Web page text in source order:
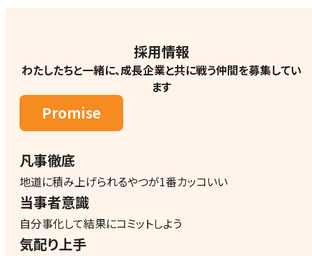
採用情報
わたしたちと一緒に、成長企業と共に戦う仲間を募集してい
ます
Promise
凡事徹底
地道に積み上げられるやつが1番カッコいい
当事者意識
自分事化して結果にコミットしよう
気配り上手